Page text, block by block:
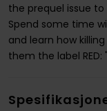
the prequel issue
Spend some time
and learn how
them the label